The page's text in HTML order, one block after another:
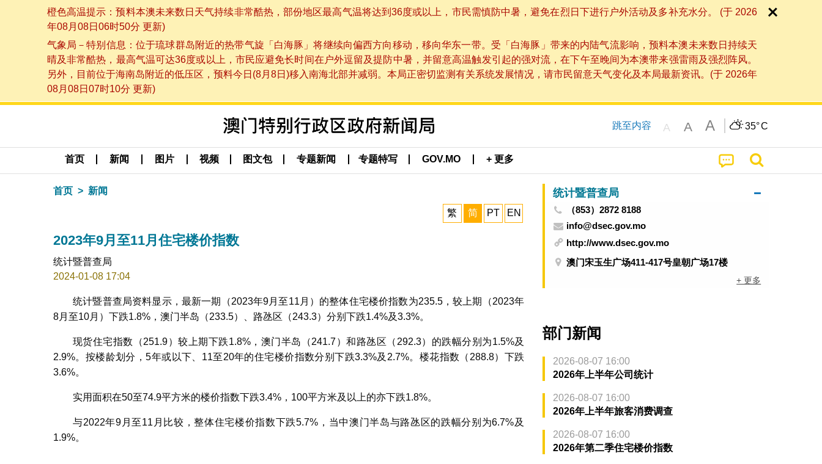
橙色高温提示：预料本澳未来数日天气持续非常酷热，部份地区最高气温将达到36度或以上，市民需慎防中暑，避免在烈日下进行户外活动及多补充水分。 (于 2026
年08月08日06时50分 更新)
气象局－特别信息：位于琉球群岛附近的热带气旋「白海豚」将继续向偏西方向移动，移向华东一带。受「白海豚」带来的内陆气流影响，预料本澳未来数日持续天
晴及非常酷热，最高气温可达36度或以上，市民应避免长时间在户外逗留及提防中暑，并留意高温触发引起的强对流，在下午至晚间为本澳带来强雷雨及强烈阵风。
另外，目前位于海南岛附近的低压区，预料今日(8月8日)移入南海北部并减弱。本局正密切监测有关系统发展情况，请市民留意天气变化及本局最新资讯。(于 2026年
08月08日07时10分 更新)
跳至内容 A A A 35°C
首页 新闻 图片 视频 图文包 专题新闻 专题特写 GOV.MO + 更多
首页 新闻
繁 简 PT EN
2023年9月至11月住宅楼价指数
统计暨普查局
2024-01-08 17:04
统计暨普查局资料显示，最新一期（2023年9月至11月）的整体住宅楼价指数为235.5，较上期（2023年
8月至10月）下跌1.8%，澳门半岛（233.5）、路氹区（243.3）分别下跌1.4%及3.3%。
现货住宅指数（251.9）较上期下跌1.8%，澳门半岛（241.7）和路氹区（292.3）的跌幅分别为1.5%及
2.9%。按楼龄划分，5年或以下、11至20年的住宅楼价指数分别下跌3.3%及2.7%。楼花指数（288.8）下跌
3.6%。
实用面积在50至74.9平方米的楼价指数下跌3.4%，100平方米及以上的亦下跌1.8%。
与2022年9月至11月比较，整体住宅楼价指数下跌5.7%，当中澳门半岛与路氹区的跌幅分别为6.7%及
1.9%。
统计暨普查局
（853）2872 8188
info@dsec.gov.mo
http://www.dsec.gov.mo
澳门宋玉生广场411-417号皇朝广场17楼
+ 更多
部门新闻
2026-08-07 16:00
2026年上半年公司统计
2026-08-07 16:00
2026年上半年旅客消费调查
2026-08-07 16:00
2026年第二季住宅楼价指数